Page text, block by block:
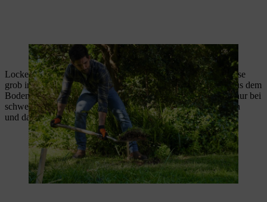
Die Fläche wird zunächst von Rasen befreit.
Lockern Sie den Boden mit einer Grabegabel. Stechen Sie diese
grob im 45-Grad-Winkel in den Boden und heben Sie diese aus dem
Boden, damit Erde durch die Zinken rieselt. Graben Sie bitte nur bei
schwerem Boden um, sonst nicht – so werden das Bodenleben
und darin lebenden Tiere geschont.